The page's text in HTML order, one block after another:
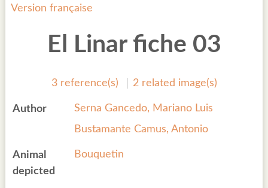
Version française
El Linar fiche 03
3 reference(s) 2 related image(s)
Author
Serna Gancedo, Mariano Luis
Bustamante Camus, Antonio
Animal
depicted
Bouquetin